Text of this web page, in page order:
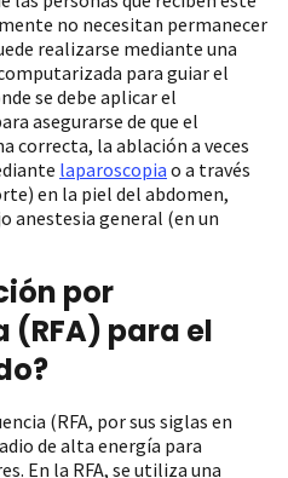
no necesitan permanecer
realizarse mediante una
para guiar el
se debe aplicar el
asegurarse de que el
correcta, la ablación a veces
laparoscopia o a través
en la piel del abdomen,
anestesia general (en un
por
para el
(RFA, por sus siglas en
de alta energía para
En la RFA, se utiliza una